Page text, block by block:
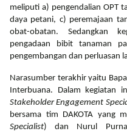
meliputi a) pengendalian OPT
daya petani, c) peremajaan
obat-obatan. Sedangkan
pengadaan bibit tanaman
pengembangan dan perluasan
Narasumber terakhir yaitu
Interbuana. Dalam kegiatan
Stakeholder Engagement
bersama tim DAKOTA yang
Specialist) dan Nurul